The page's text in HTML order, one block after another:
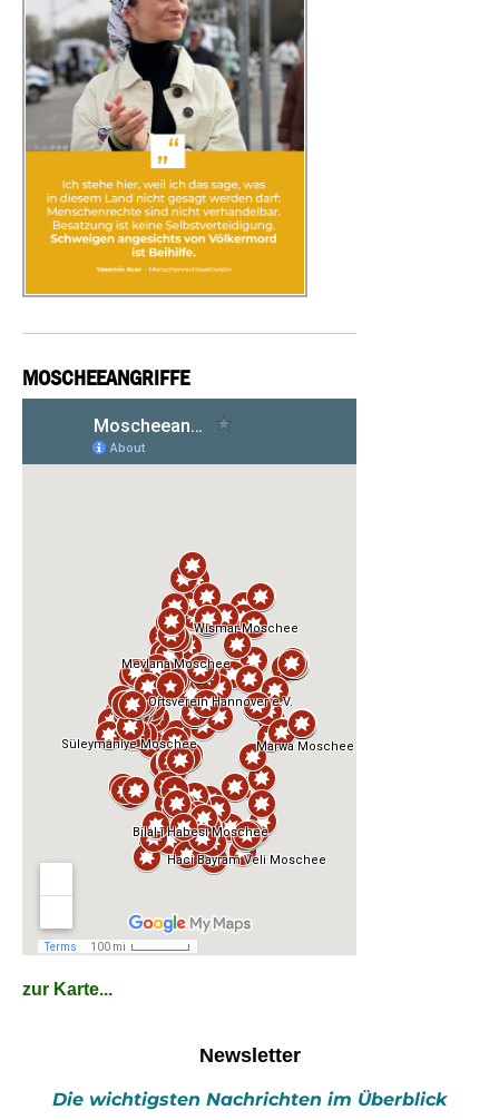
MOSCHEEANGRIFFE
zur Karte...
Newsletter
Die wichtigsten Nachrichten im Überblick